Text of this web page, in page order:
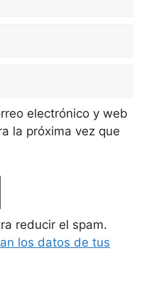
electrónico y web
la próxima vez que
reducir el spam.
los datos de tus